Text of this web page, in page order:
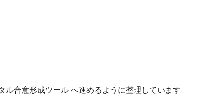
合意形成ツール へ進めるように整理しています